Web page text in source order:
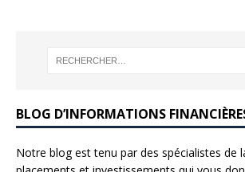
BLOG D’INFORMATIONS
Notre blog est tenu par des spécialistes de